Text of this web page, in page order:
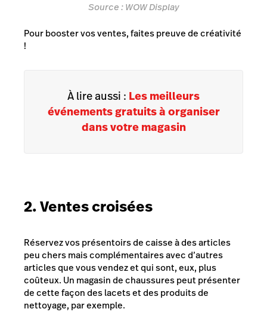
Source :WOW Display
Pour booster vos ventes, faites preuve de créativité
!
À lire aussi : Les meilleurs
événements gratuits à organiser
dans votre magasin
2. Ventes croisées
Réservez vos présentoirs de caisse à des articles
peu chers mais complémentaires avec d’autres
articles que vous vendez et qui sont, eux, plus
coûteux. Un magasin de chaussures peut présenter
de cette façon des lacets et des produits de
nettoyage, par exemple.